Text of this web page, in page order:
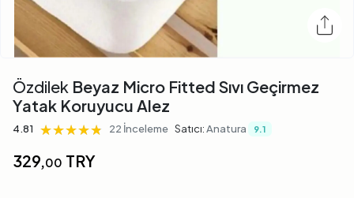
Özdilek Beyaz Micro Fitted Sıvı Geçirmez
Yatak Koruyucu Alez
4.81 ★★★★★
★★★★★
★★★★★ 22 İnceleme Satıcı:Anatura 9.1
329,00 TRY